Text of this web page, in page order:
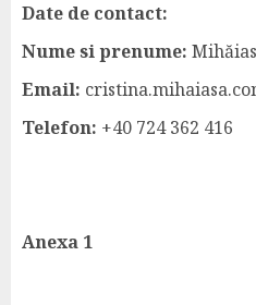
Date de contact:
Nume si prenume:
Email:
Telefon: +40 724 362 416
Anexa 1